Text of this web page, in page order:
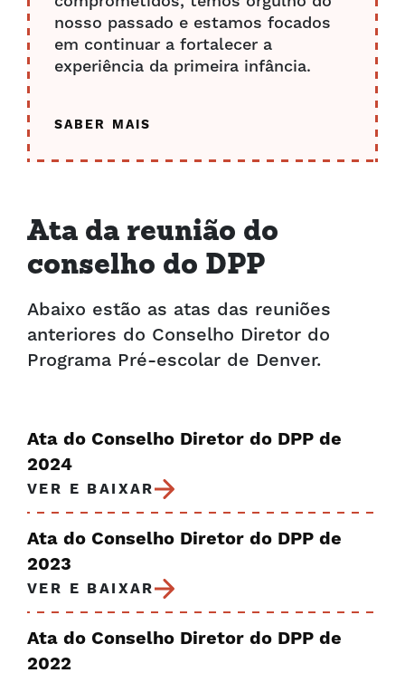
nosso passado e estamos focados
em continuar a fortalecer a
experiência da primeira infância.
SABER MAIS
Ata da reunião do
conselho do DPP
Abaixo estão as atas das reuniões
anteriores do Conselho Diretor do
Programa Pré-escolar de Denver.
Ata do Conselho Diretor do DPP de
2024
VER E BAIXAR
Ata do Conselho Diretor do DPP de
2023
VER E BAIXAR
Ata do Conselho Diretor do DPP de
2022